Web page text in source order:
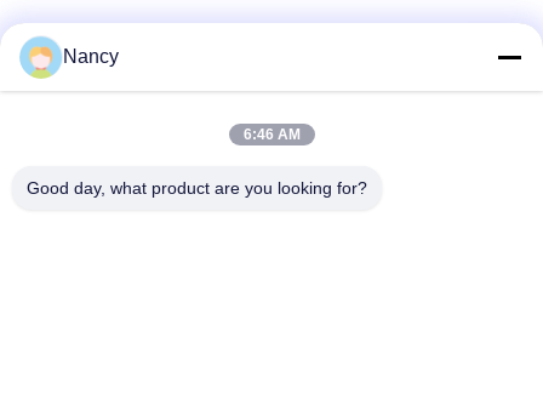
Λαϊκή κατηγορία
Τύπος φίλτρου
Nancy
6:46 AM
Good day, what product are you looking for?